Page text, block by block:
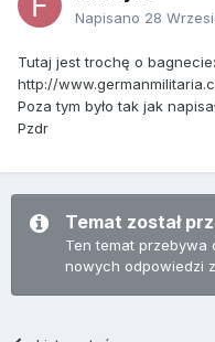
Napisano 28
Tutaj jest trochę o bagnecie:
http://
Poza tym było tak jak
Pzdr
Temat został
Ten temat przebywa
nowych odpowiedzi